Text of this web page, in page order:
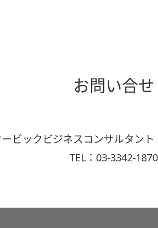
お問い合せ
ービックビジネスコンサルタン
TEL：03-3342-1870